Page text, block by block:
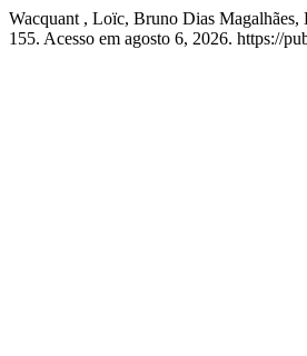
Wacquant , Loïc, Bruno Dias
155. Acesso em agosto 6, 2026. https://